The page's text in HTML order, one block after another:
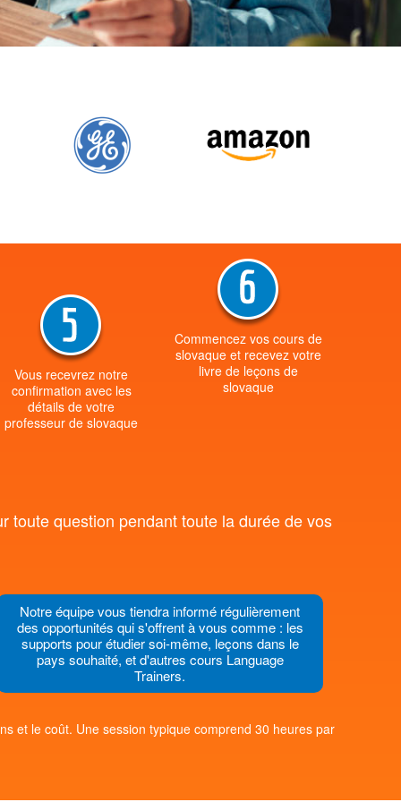
Vous recevrez notre
confirmation avec les
détails de votre
professeur de slovaque
Commencez vos cours de
slovaque et recevez votre
livre de leçons de
slovaque
toute question pendant toute la durée de vos
Notre équipe vous tiendra informé régulièrement
des opportunités qui s'offrent à vous comme : les
supports pour étudier soi-même, leçons dans le
pays souhaité, et d'autres cours Language
Trainers.
et le coût. Une session typique comprend 30 heures par